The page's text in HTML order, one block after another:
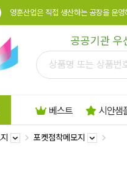
영훈산업은 직접 생산하는 공장을 운
공공기관 우
베스트 시안샘
포켓점착메모지